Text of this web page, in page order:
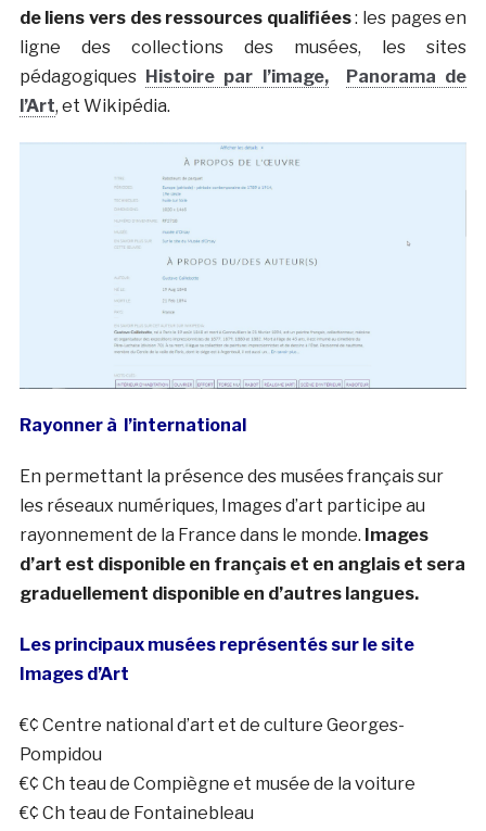
de liens vers des ressources qualifiées: les pages en
ligne des collections des musées, les sites
pédagogiques Histoire par l’image,
Panorama de
l’Art, et Wikipédia.
Rayonner à l’international
En permettant la présence des musées français sur
les réseaux numériques, Images d’art participe au
rayonnement de la France dans le monde. Images
d’art est disponible en français et en anglais et sera
graduellement disponible en d’autres langues.
Les principaux musées représentés sur le site
Images d’Art
€¢ Centre national d’art et de culture Georges-
Pompidou
€¢ Ch teau de Compiègne et musée de la voiture
€¢ Ch teau de Fontainebleau